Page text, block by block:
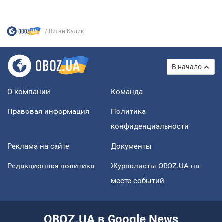
Витай Кулик
В начало
О компании Команда
Правовая информация
Политика
конфиденциальности
Реклама на сайте Документы
Редакционная политика
Журналисты OBOZ.UA на
месте событий
OBOZ.UA в Google News